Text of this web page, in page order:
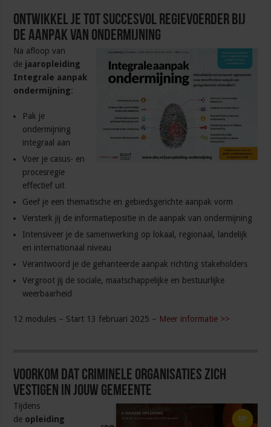
Ontwikkel je tot succesvol regievoerder bij
de aanpak van ondermijning
Na afloop van
de jaaropleiding
Integrale aanpak
ondermijning:
Pak je
ondermijning
integraal aan
Voer je casus- en
procesregie
effectief uit
Geef je een thematische en gebiedsgerichte aanpak vorm
Versterk jij de informatiepositie in de aanpak van ondermijning
Intensiveer je de samenwerking op lokaal, regionaal, landelijk
en internationaal niveau
Verantwoord je de gehanteerde aanpak richting stakeholders
Vergroot jij de sociale, maatschappelijke en bestuurlijke
weerbaarheid
12 modules – Start 13 februari 2025 – Meer informatie >>
Voorkom dat criminele organisaties zich
vestigen in jouw gemeente
Tijdens
de opleiding